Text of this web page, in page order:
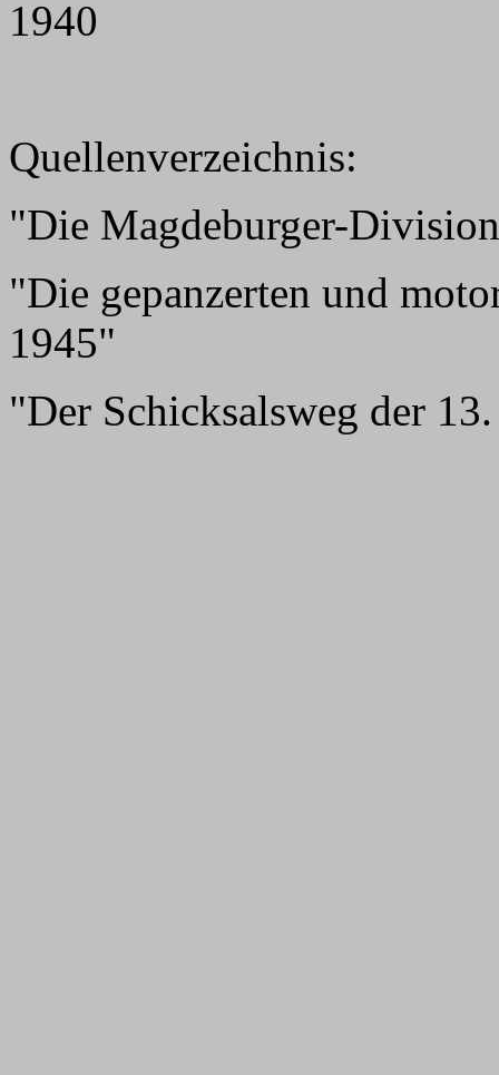
1940
Quellenverzeichnis:
"Die Magdeburger-
"Die gepanzerten und
1945"
"Der Schicksalsweg der